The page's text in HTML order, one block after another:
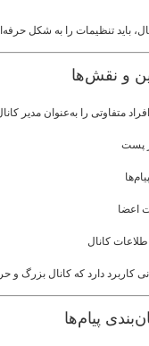
باید تنظیمات را به شکل
و نقش‌ها
متفاوتی را به‌عنوان مدیر
پست
اعضا
کانال
کاربرد دارد که کانال بزرگ و
پیام‌ها